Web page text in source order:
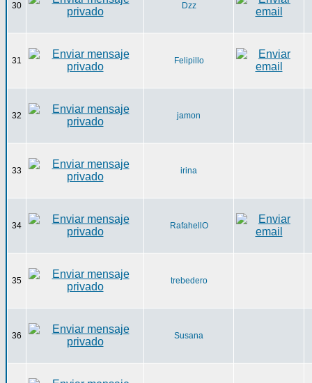
30 Dzz
31 Felipillo
32 jamon
33 irina
34 RafahellO
35 trebedero
36 Susana